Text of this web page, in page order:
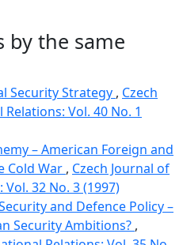
by the same
Security Strategy , Czech
Vol. 40 No. 1
– American Foreign and
Cold War , Czech Journal of
32 No. 3 (1997)
and Defence Policy –
Security Ambitions? ,